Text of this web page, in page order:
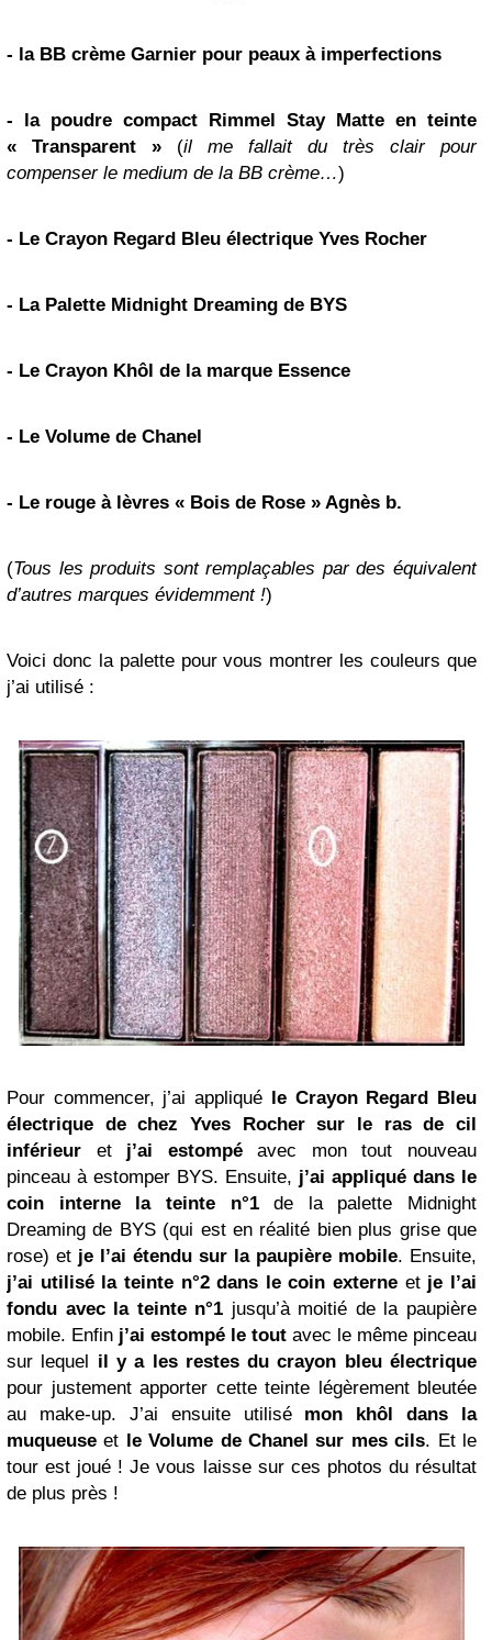
- la BB crème Garnier pour peaux à imperfections
- la poudre compact Rimmel Stay Matte en teinte
« Transparent » (il me fallait du très clair pour
compenser le medium de la BB crème…)
- Le Crayon Regard Bleu électrique Yves Rocher
- La Palette Midnight Dreaming de BYS
- Le Crayon Khôl de la marque Essence
- Le Volume de Chanel
- Le rouge à lèvres « Bois de Rose » Agnès b.
(Tous les produits sont remplaçables par des équivalent
d’autres marques évidemment !)
Voici donc la palette pour vous montrer les couleurs que
j’ai utilisé :
Pour commencer, j’ai appliqué le Crayon Regard Bleu
électrique de chez Yves Rocher sur le ras de cil
inférieur et j’ai estompéavec mon tout nouveau
pinceau à estomper BYS. Ensuite, j’ai appliqué dans le
coin interne la teinte n°1de la palette Midnight
Dreaming de BYS(qui est en réalité bien plus grise que
rose) et je l’ai étendu sur la paupière mobile. Ensuite,
j’ai utilisé la teinte n°2 dans le coin externe et je l’ai
fondu avec la teinte n°1 jusqu’à moitié de la paupière
mobile. Enfin j’ai estompé le tout avec le même pinceau
sur lequel il y a les restes du crayon bleu électrique
pour justement apporter cette teinte légèrement bleutée
au make-up. J’ai ensuite utilisé mon khôl dans la
muqueuse et le Volume de Chanel sur mes cils. Et le
tour est joué ! Je vous laisse sur ces photos du résultat
de plus près !